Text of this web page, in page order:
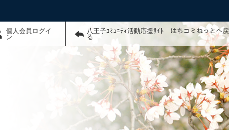
個人会員ログイ
ン
八王子ｺﾐｭﾆﾃｨ活動応援ｻｲﾄ はちコミねっとへ戻
る